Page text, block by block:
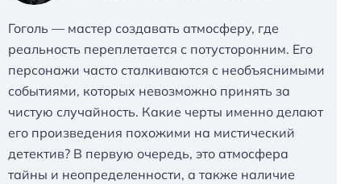
Гоголь — мастер создавать атмосферу, где
реальность переплетается с потусторонним. Его
персонажи часто сталкиваются с необъяснимыми
событиями, которых невозможно принять за
чистую случайность. Какие черты именно делают
его произведения похожими на мистический
детектив? В первую очередь, это атмосфера
тайны и неопределенности, а также наличие